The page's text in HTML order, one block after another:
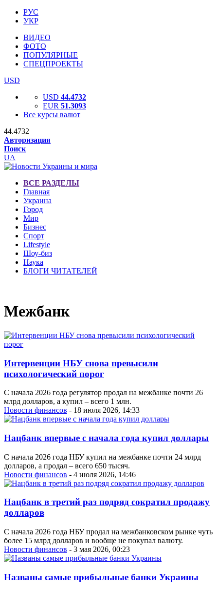
РУС
УКР
ВИДЕО
ФОТО
ПОПУЛЯРНЫЕ
СПЕЦПРОЕКТЫ
USD
USD 44.4732
EUR 51.3093
Все курсы валют
44.4732
Авторизация
Поиск
UA
ВСЕ РАЗДЕЛЫ
Главная
Украина
Город
Мир
Бизнес
Спорт
Lifestyle
Шоу-биз
Наука
БЛОГИ ЧИТАТЕЛЕЙ
Межбанк
Интервенции НБУ снова превысили
психологический порог
С начала 2026 года регулятор продал на межбанке почти 26
млрд долларов, а купил – всего 1 млн.
Новости финансов - 18 июля 2026, 14:33
Нацбанк впервые с начала года купил доллары
С начала 2026 года НБУ купил на межбанке почти 24 млрд
долларов, а продал – всего 650 тысяч.
Новости финансов - 4 июля 2026, 14:46
Нацбанк в третий раз подряд сократил продажу
долларов
С начала 2026 года НБУ продал на межбанковском рынке чуть
более 15 млрд долларов и вообще не покупал валюту.
Новости финансов - 3 мая 2026, 00:23
Названы самые прибыльные банки Украины